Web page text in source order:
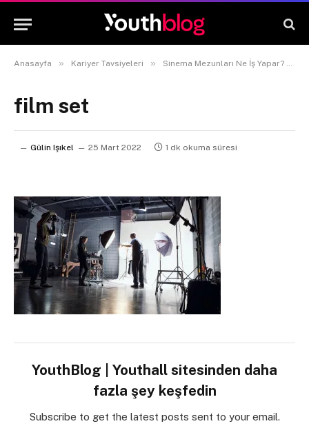
Anasayfa » Kariyer Tavsiyeleri » Sinema Mezunları Ne İş Yapar? Hangi Sektörlerde Çalışır?
film set
Gülin Işıkel 25 Mart 2022 1 dk okuma süresi
YouthBlog | Youthall sitesinden daha
fazla şey keşfedin
Subscribe to get the latest posts sent to your email.